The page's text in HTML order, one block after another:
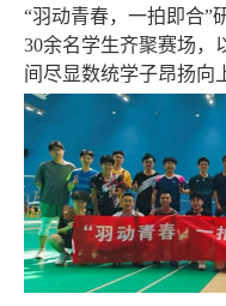
“羽动青春，一拍即合”
30余名学生齐聚赛场，
间尽显数统学子昂扬向